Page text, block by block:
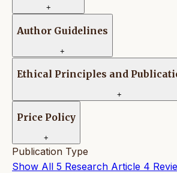
+
Author Guidelines
+
Ethical Principles and
+
Price Policy
+
Publication Type
Show All 5 Research Article 4